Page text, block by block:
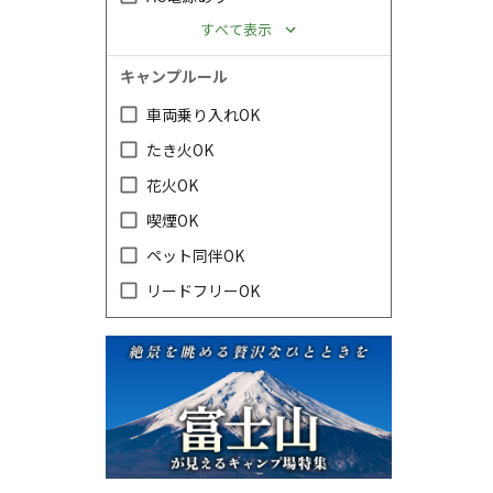
すべて表示
キャンプルール
車両乗り入れOK
たき火OK
花火OK
喫煙OK
ペット同伴OK
リードフリーOK
キャンペーン